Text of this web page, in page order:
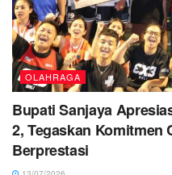
OLAHRAGA
Bupati Sanjaya
2, Tegaskan Komitmen
Berprestasi